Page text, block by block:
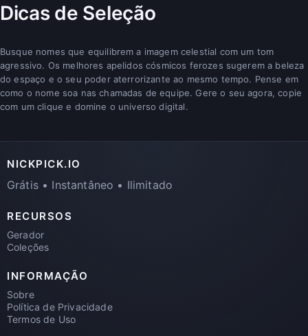
Dicas de Seleção
Busque nomes que equilibrem a imagem celestial com um tom
agressivo. Os melhores apelidos cósmicos ferozes sugerem a beleza
do espaço e o seu poder aterrorizante ao mesmo tempo. Pense em
como o nome soa nas chamadas de equipe. Gere o seu agora, copie
com um clique e domine o universo digital.
NICKPICK.IO
Grátis • Instantâneo • Ilimitado
RECURSOS
Gerador
Coleções
INFORMAÇÃO
Sobre
Política de Privacidade
Termos de Uso